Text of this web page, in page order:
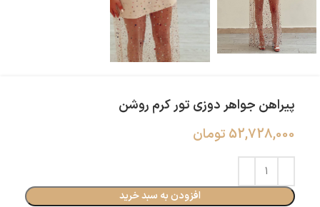
پیراهن جواهر دوزی تور کرم روشن
52,728,000 تومان
افزودن به سبد خرید